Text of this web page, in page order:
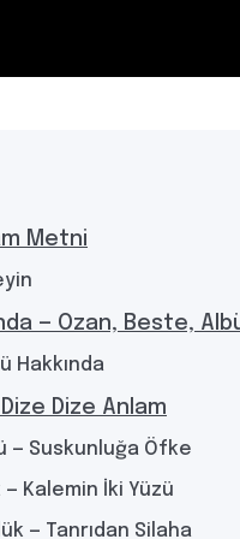
Metni
— Ozan, Beste,
Hakkında
Dize Anlam
— Suskunluğa Öfke
Kalemin İki Yüzü
— Tanrıdan Silaha